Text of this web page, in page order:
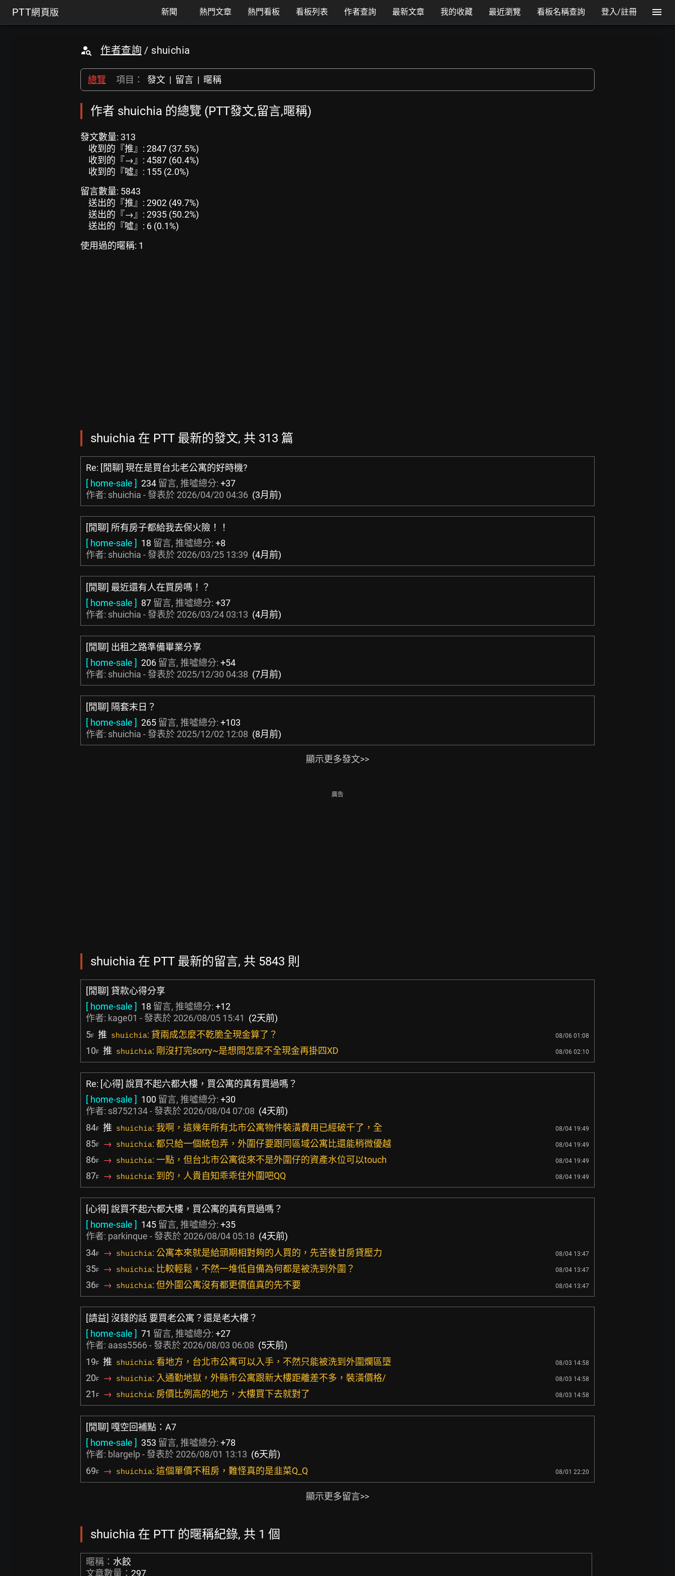
PTT網頁版 新聞 熱門文章 熱門看板 看板列表 作者查詢 最新文章 我的收藏 最近瀏覽 看板名稱查詢 登入/註冊
作者查詢 / shuichia
總覽 項目： 發文 | 留言 | 暱稱
作者 shuichia 的總覽 (PTT發文,留言,暱稱)
發文數量: 313
收到的『推』: 2847 (37.5%)
收到的『→』: 4587 (60.4%)
收到的『噓』: 155 (2.0%)
留言數量: 5843
送出的『推』: 2902 (49.7%)
送出的『→』: 2935 (50.2%)
送出的『噓』: 6 (0.1%)
使用過的暱稱: 1
shuichia 在 PTT 最新的發文, 共 313 篇
Re: [閒聊] 現在是買台北老公寓的好時機?
[ home-sale ] 234 留言, 推噓總分: +37
作者: shuichia - 發表於 2026/04/20 04:36 (3月前)
[閒聊] 所有房子都給我去保火險！！
[ home-sale ] 18 留言, 推噓總分: +8
作者: shuichia - 發表於 2026/03/25 13:39 (4月前)
[閒聊] 最近還有人在買房嗎！？
[ home-sale ] 87 留言, 推噓總分: +37
作者: shuichia - 發表於 2026/03/24 03:13 (4月前)
[閒聊] 出租之路準備畢業分享
[ home-sale ] 206 留言, 推噓總分: +54
作者: shuichia - 發表於 2025/12/30 04:38 (7月前)
[閒聊] 隔套末日？
[ home-sale ] 265 留言, 推噓總分: +103
作者: shuichia - 發表於 2025/12/02 12:08 (8月前)
顯示更多發文>>
廣告
shuichia 在 PTT 最新的留言, 共 5843 則
[閒聊] 貸款心得分享
[ home-sale ] 18 留言, 推噓總分: +12
作者: kage01 - 發表於 2026/08/05 15:41 (2天前)
5F 推 shuichia: 貸兩成怎麼不乾脆全現金算了？ 08/06 01:08
10F 推 shuichia: 剛沒打完sorry~是想問怎麼不全現金再掛四XD 08/06 02:10
Re: [心得] 說買不起六都大樓，買公寓的真有買過嗎？
[ home-sale ] 100 留言, 推噓總分: +30
作者: s8752134- 發表於 2026/08/04 07:08 (4天前)
84F 推 shuichia: 我啊，這幾年所有北市公寓物件裝潢費用已經破千了，全 08/04 19:49
85F → shuichia: 都只給一個統包弄，外圍仔要跟同區域公寓比還能稍微優越 08/04 19:49
86F → shuichia: 一點，但台北市公寓從來不是外圍仔的資產水位可以touch 08/04 19:49
87F → shuichia: 到的，人貴自知乖乖住外圍吧QQ 08/04 19:49
[心得] 說買不起六都大樓，買公寓的真有買過嗎？
[ home-sale ] 145 留言, 推噓總分: +35
作者: parkinque - 發表於 2026/08/04 05:18 (4天前)
34F → shuichia: 公寓本來就是給頭期相對夠的人買的，先苦後甘房貸壓力 08/04 13:47
35F → shuichia: 比較輕鬆，不然一堆低自備為何都是被洗到外圍？ 08/04 13:47
36F → shuichia: 但外圍公寓沒有都更價值真的先不要 08/04 13:47
[請益] 沒錢的話 要買老公寓？還是老大樓？
[ home-sale ] 71 留言, 推噓總分: +27
作者: aass5566- 發表於 2026/08/03 06:08 (5天前)
19F 推 shuichia: 看地方，台北市公寓可以入手，不然只能被洗到外圍爛區墮 08/03 14:58
20F → shuichia: 入通勤地獄，外縣市公寓跟新大樓距離差不多，裝潢價格/ 08/03 14:58
21 F → shuichia: 房價比例高的地方，大樓買下去就對了 08/03 14:58
[閒聊] 嘎空回補點：A7
[ home-sale ] 353 留言, 推噓總分: +78
作者: blargelp- 發表於 2026/08/01 13:13 (6天前)
69F → shuichia: 這個單價不租房，難怪真的是韭菜Q_Q 08/01 22:20
顯示更多留言>>
shuichia 在 PTT 的暱稱紀錄, 共 1 個
暱稱： 水餃
文章數量： 297